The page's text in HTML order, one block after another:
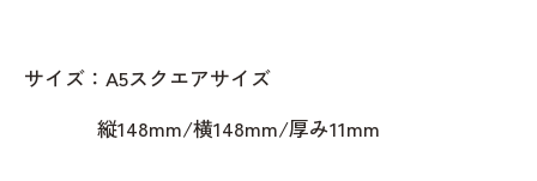
サイズ：A5スクエアサイズ
縦148mm/横148mm/厚み11mm